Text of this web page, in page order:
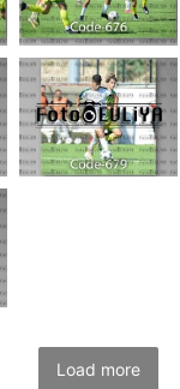
Load more